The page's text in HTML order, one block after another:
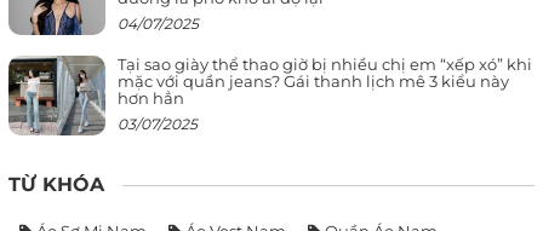
04/07/2025
Tại sao giày thể thao giờ bị nhiều chị em “xếp xó” khi
mặc với quần jeans? Gái thanh lịch mê 3 kiểu này
hơn hẳn
03/07/2025
TỪ KHÓA